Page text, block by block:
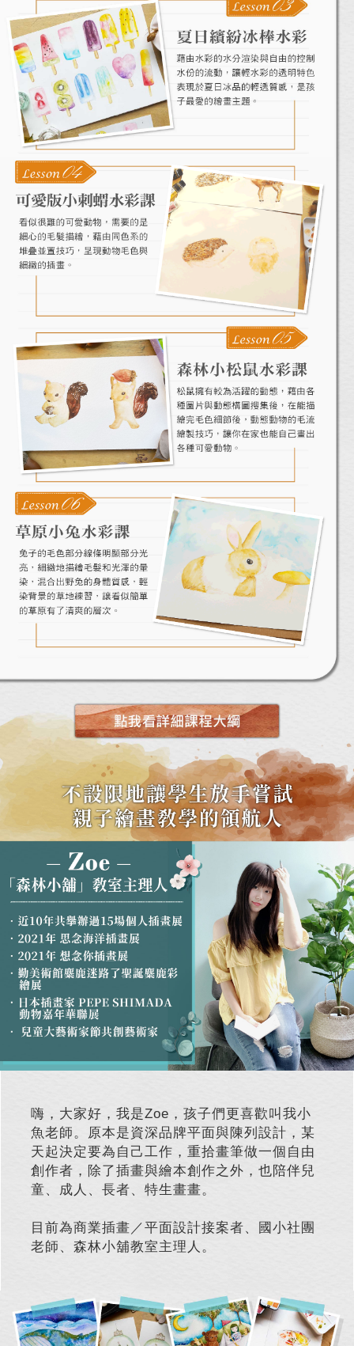
嗨，大家好，我是Zoe，孩子們更喜歡叫我小
魚老師。原本是資深品牌平面與陳列設計，某
天起決定要為自己工作，重拾畫筆做一個自由
創作者，除了插畫與繪本創作之外，也陪伴兒
童、成人、長者、特生畫畫。
目前為商業插畫／平面設計接案者、國小社團
老師、森林小舖教室主理人。